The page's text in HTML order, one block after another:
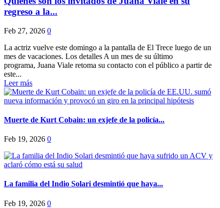
regreso a la...
Feb 27, 2026 0
La actriz vuelve este domingo a la pantalla de El Trece luego de un
mes de vacaciones. Los detalles A un mes de su último
programa, Juana Viale retoma su contacto con el público a partir de
este...
Leer más
Muerte de Kurt Cobain: un exjefe de la policía...
Feb 19, 2026 0
La familia del Indio Solari desmintió que haya...
Feb 19, 2026 0